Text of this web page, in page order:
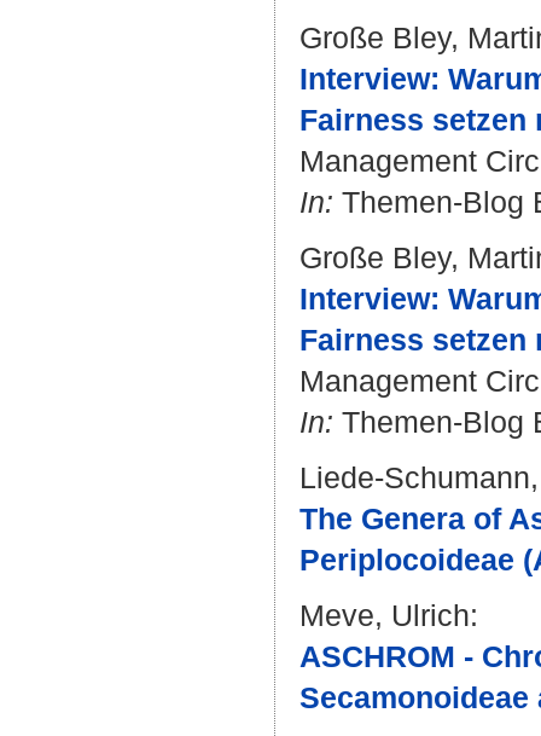
Große Bley,
Interview:
Fairness setzen
Management
In: Themen-Blog
Große Bley,
Interview:
Fairness setzen
Management
In: Themen-Blog
Liede-
The Genera of
Periplocoideae
Meve, Ulrich:
ASCHROM -